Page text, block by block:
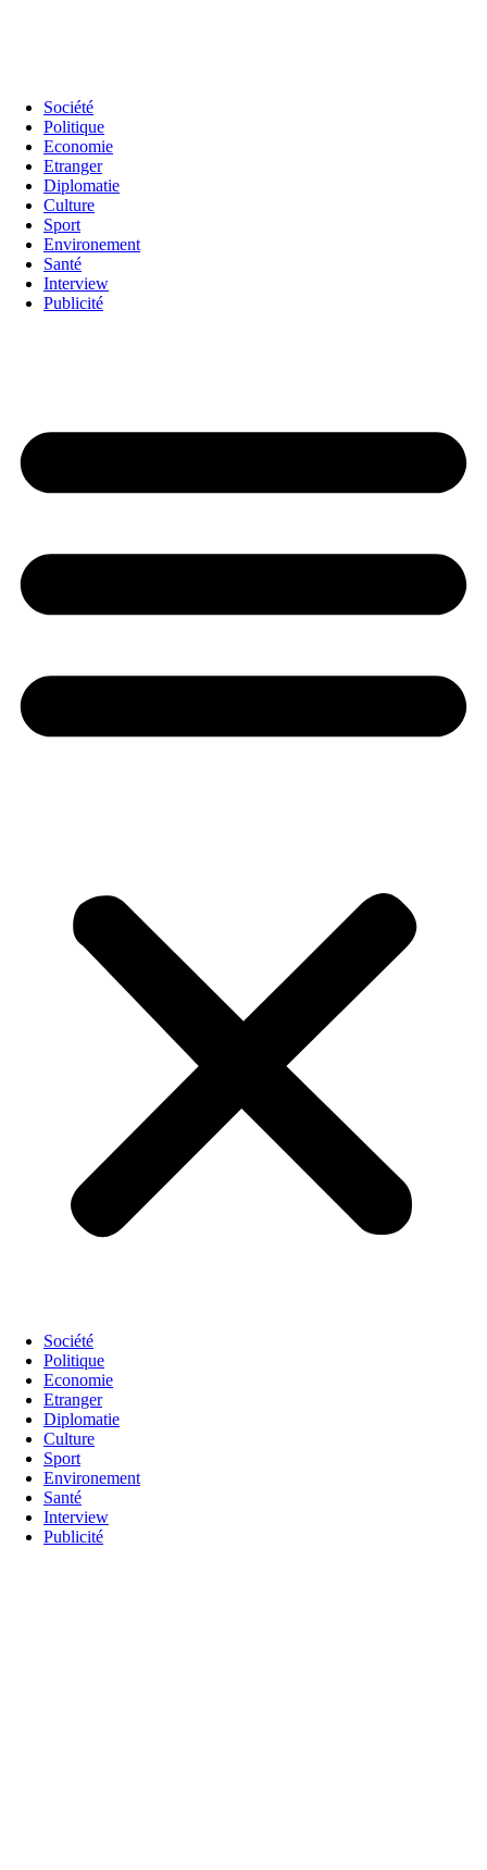
Société
Politique
Economie
Etranger
Diplomatie
Culture
Sport
Environement
Santé
Interview
Publicité
Société
Politique
Economie
Etranger
Diplomatie
Culture
Sport
Environement
Santé
Interview
Publicité